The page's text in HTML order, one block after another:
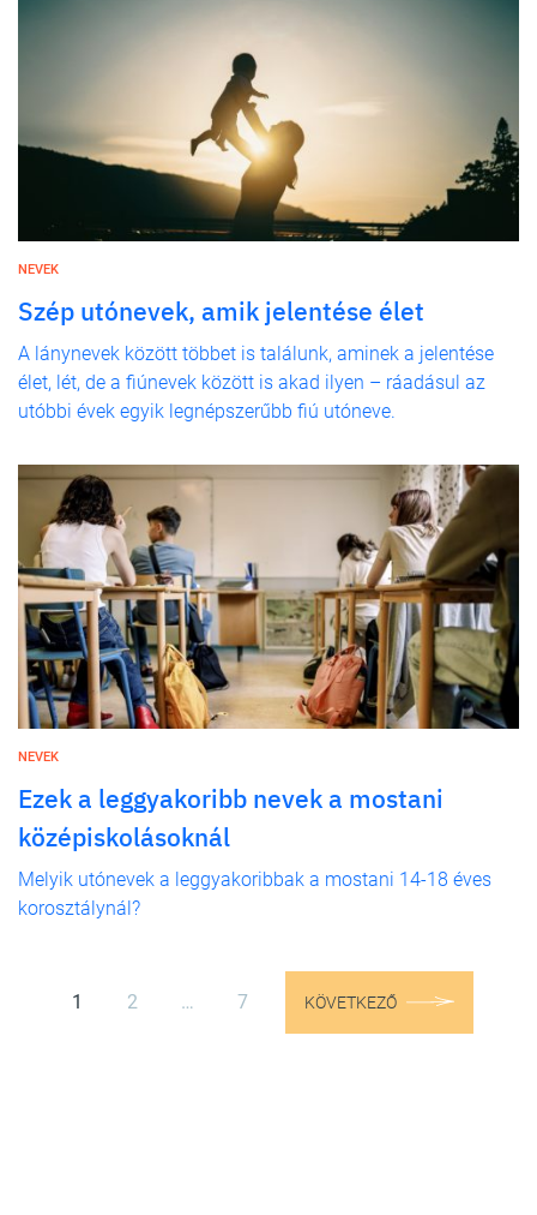
NEVEK
Szép utónevek, amik jelentése élet
A lánynevek között többet is találunk, aminek a jelentése
élet, lét, de a fiúnevek között is akad ilyen – ráadásul az
utóbbi évek egyik legnépszerűbb fiú utóneve.
NEVEK
Ezek a leggyakoribb nevek a mostani
középiskolásoknál
Melyik utónevek a leggyakoribbak a mostani 14-18 éves
korosztálynál?
1 2 … 7 KÖVETKEZŐ